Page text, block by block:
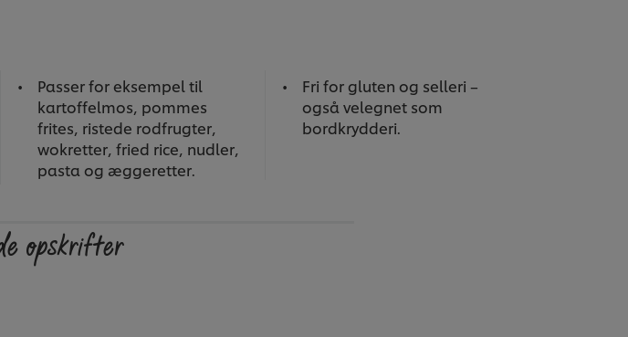
Passer for eksempel til
kartoffelmos, pommes
frites, ristede rodfrugter,
wokretter, fried rice, nudler,
pasta og æggeretter.
Fri for gluten og selleri –
også velegnet som
bordkrydderi.
opskrifter